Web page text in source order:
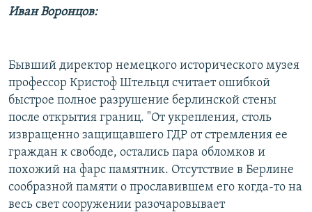
Иван Воронцов:
Бывший директор немецкого исторического музея
профессор Кристоф Штельцл считает ошибкой
быстрое полное разрушение берлинской стены
после открытия границ. "От укрепления, столь
извращенно защищавшего ГДР от стремления ее
граждан к свободе, остались пара обломков и
похожий на фарс памятник. Отсутствие в Берлине
сообразной памяти о прославившем его когда-то на
весь свет сооружении разочаровывает